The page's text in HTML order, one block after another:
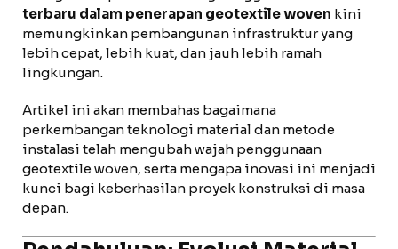
terbaru dalam penerapan geotextile woven kini
memungkinkan pembangunan infrastruktur yang
lebih cepat, lebih kuat, dan jauh lebih ramah
lingkungan.
Artikel ini akan membahas bagaimana
perkembangan teknologi material dan metode
instalasi telah mengubah wajah penggunaan
geotextile woven, serta mengapa inovasi ini menjadi
kunci bagi keberhasilan proyek konstruksi di masa
depan.